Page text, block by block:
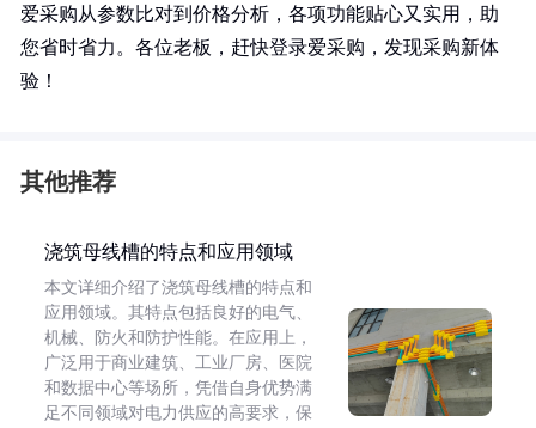
爱采购从参数比对到价格分析，各项功能贴心又实用，助
您省时省力。各位老板，赶快登录爱采购，发现采购新体
验！
其他推荐
浇筑母线槽的特点和应用领域
本文详细介绍了浇筑母线槽的特点和
应用领域。其特点包括良好的电气、
机械、防火和防护性能。在应用上，
广泛用于商业建筑、工业厂房、医院
和数据中心等场所，凭借自身优势满
足不同领域对电力供应的高要求，保